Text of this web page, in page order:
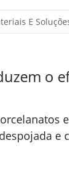
E
o